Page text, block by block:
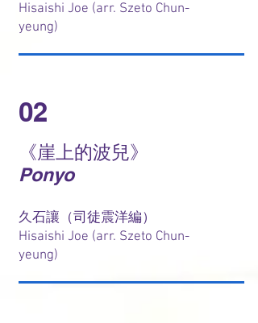
Hisaishi Joe (arr. Szeto Chun-
yeung)
02
《崖上的波兒》
Ponyo
久石讓（司徒震洋編）
Hisaishi Joe (arr. Szeto Chun-
yeung)